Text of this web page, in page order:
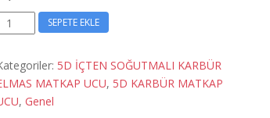
10,6
SEPETE EKLE
5D İÇTEN SOĞUTMALI KARBÜR
MATKAP UCU, 5D KARBÜR MATKAP
, Genel